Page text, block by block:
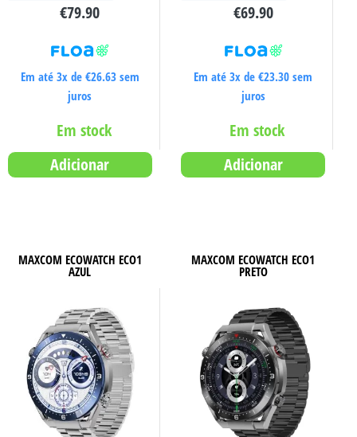
€79.90
Em até 3x de €26.63sem
juros
Em stock
Adicionar
€69.90
Em até 3x de€23.30 sem
juros
Em stock
Adicionar
MAXCOM ECOWATCH ECO1
AZUL
MAXCOM ECOWATCH ECO1
PRETO